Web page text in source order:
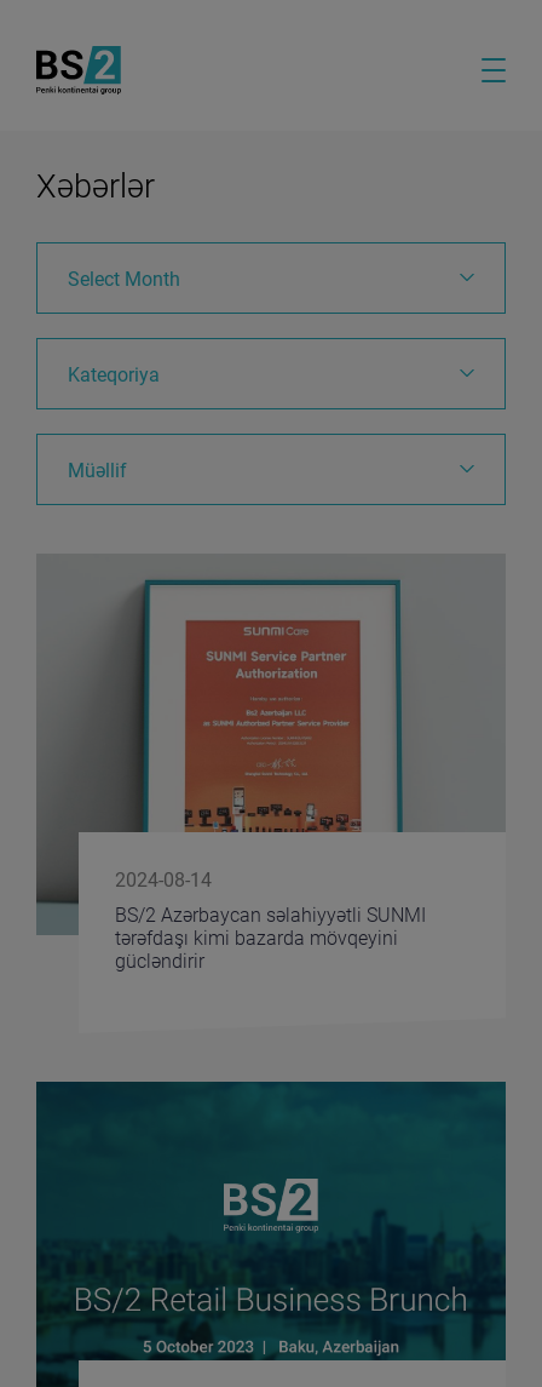
Xəbərlər
Select Month
Kateqoriya
Müəllif
2024-08-14
BS/2 Azərbaycan səlahiyyətli SUNMI
tərəfdaşı kimi bazarda mövqeyini
gücləndirir